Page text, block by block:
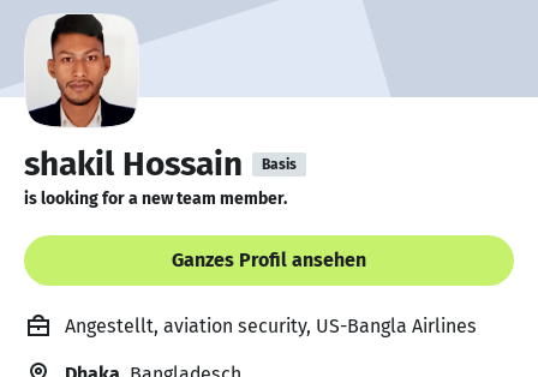
shakil Hossain Basis
is looking for a new team member.
Ganzes Profil ansehen
Angestellt, aviation security, US-Bangla Airlines